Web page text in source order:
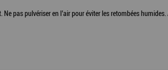
pas pulvériser en l’air pour éviter les retombées